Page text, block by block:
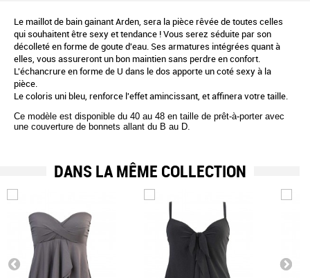
Le maillot de bain gainant Arden, sera la pièce rêvée de toutes celles
qui souhaitent être sexy et tendance ! Vous serez séduite par son
décolleté en forme de goute d'eau. Ses armatures intégrées quant à
elles, vous assureront un bon maintiensans perdre en confort.
L'échancrure en forme de U dans le dos apporte un coté sexy à la
pièce.
Le coloris uni bleu, renforce l'effet amincissant, et affinera votre taille.
Ce modèle est disponible du 40 au 48 en taille de prêt-à-porter avec
une couverture de bonnets allant du B au D.
DANS LA MÊME COLLECTION